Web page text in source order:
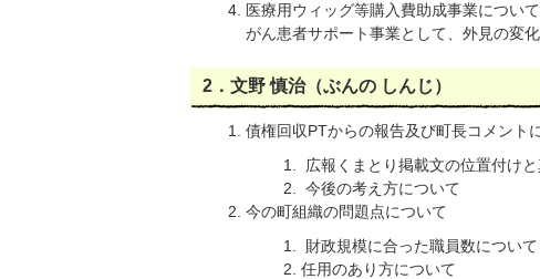
医療用ウィッグ等購入費助成事業について
がん患者サポート事業として、外見の変
2．文野 慎治（ぶんの しんじ）
債権回収PTからの報告及び町長コメント
広報くまとり掲載文の位置付け
今後の考え方について
今の町組織の問題点について
財政規模に合った職員数について
任用のあり方について